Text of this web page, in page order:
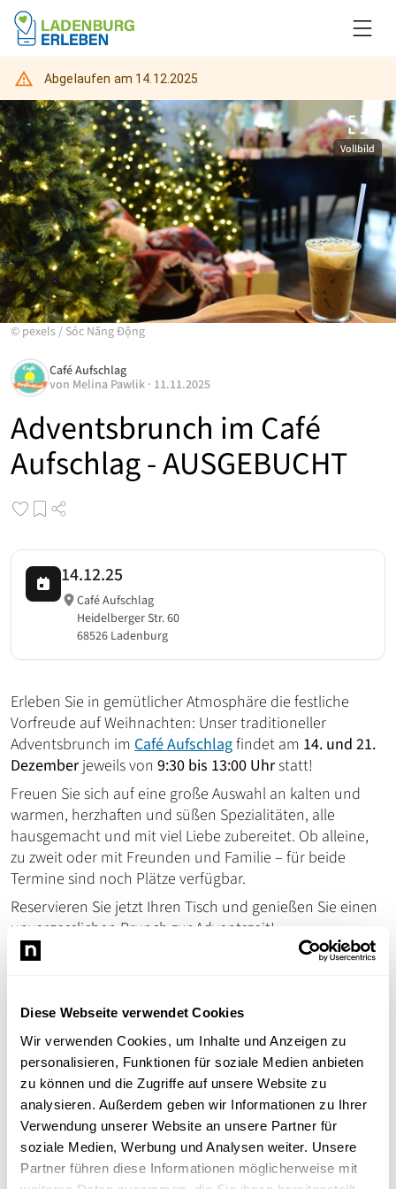
Diese Webseite verwendet Cookies
Wir verwenden Cookies, um Inhalte und Anzeigen zu
personalisieren, Funktionen für soziale Medien anbieten
zu können und die Zugriffe auf unsere Website zu
analysieren. Außerdem geben wir Informationen zu Ihrer
Verwendung unserer Website an unsere Partner für
soziale Medien, Werbung und Analysen weiter. Unsere
Partner führen diese Informationen möglicherweise mit
Abgelaufen am 14.12.2025
Vollbild
© pexels/ Sóc Năng Động
Adventsbrunch im Café
Aufschlag - AUSGEBUCHT
Café Aufschlag
von Melina Pawlik · 11.11.2025
14.12.25
Café Aufschlag
Heidelberger Str. 60
68526 Ladenburg
Erleben Sie in gemütlicher Atmosphäre die festliche
Vorfreude auf Weihnachten: Unser traditioneller
Adventsbrunch im Café Aufschlagfindet am 14. und 21.
Dezemberjeweils von 9:30 bis 13:00 Uhrstatt!
Freuen Sie sich auf eine große Auswahl an kalten und
warmen, herzhaften und süßen Spezialitäten, alle
hausgemacht und mit viel Liebe zubereitet. Ob alleine,
zu zweit oder mit Freunden und Familie – für beide
Termine sind noch Plätze verfügbar.
Reservieren Sie jetzt Ihren Tisch und genießen Sie einen
unvergesslichen Brunch zur Adventszeit!
Weitere Informationen sowie Reservierungen unter
Café Aufschlag
MP Melina Pawlik
Café Aufschlag